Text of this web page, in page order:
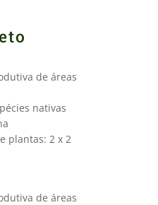
de áreas
nativas
plantas: 2 x 2
de áreas